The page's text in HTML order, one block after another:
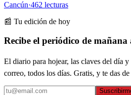
Cancún·462 lecturas
📰 Tu edición de hoy
Recibe el periódico de mañana
El diario para hojear, las claves del día
correo, todos los días. Gratis, y te das